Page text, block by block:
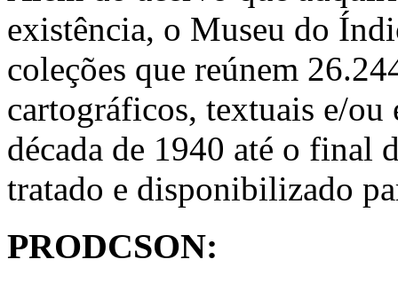
existência, o Museu do
coleções que reúnem
cartográficos, textuais e/ou
década de 1940 até o final
tratado e disponibilizado
PRODCSON: